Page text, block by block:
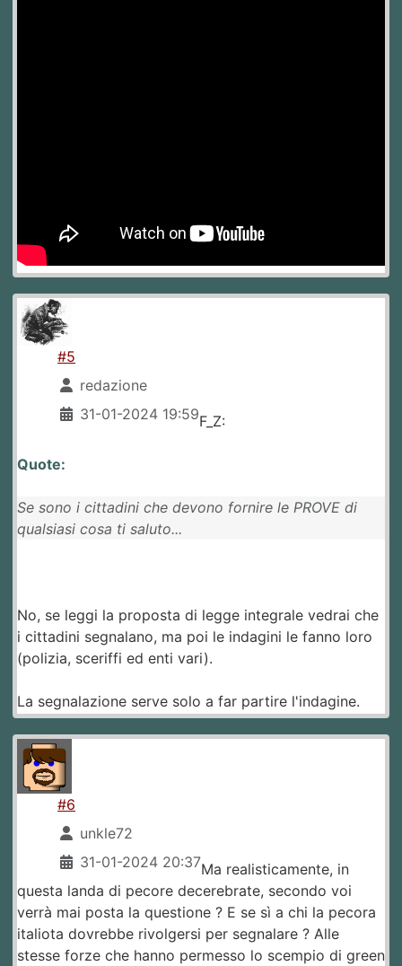
#5
redazione
31-01-2024 19:59F_Z:
Quote:
Se sono i cittadini che devono fornire le PROVE di
qualsiasi cosa ti saluto...
No, se leggi la proposta di legge integrale vedrai che
i cittadini segnalano, ma poi le indagini le fanno loro
(polizia, sceriffi ed enti vari).
La segnalazione serve solo a far partire l'indagine.
#6
unkle72
31-01-2024 20:37Ma realisticamente, in
questa landa di pecore decerebrate, secondo voi
verrà mai posta la questione ? E se sì a chi la pecora
italiota dovrebbe rivolgersi per segnalare ? Alle
stesse forze che hanno permesso lo scempio di green